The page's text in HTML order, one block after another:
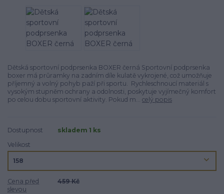
Dětská sportovní podprsenka BOXER černá Sportovní podprsenka
boxer má průramky na zadním díle kulatě vykrojené, což umožňuje
příjemný a volný pohyb paží při sportu. Rychleschnoucí­ materiál s
vysokým stupněm ochrany a odolnosti, poskytuje vyjímečný komfort
po celou dobu sportovní­ aktivity. Pokud m... celý popis
Dostupnost
skladem 1 ks
Velikost
Cena před
slevou
459 Kč